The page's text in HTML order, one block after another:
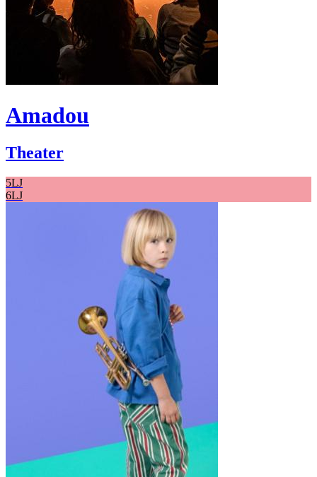
Amadou
Theater
5LJ
6LJ